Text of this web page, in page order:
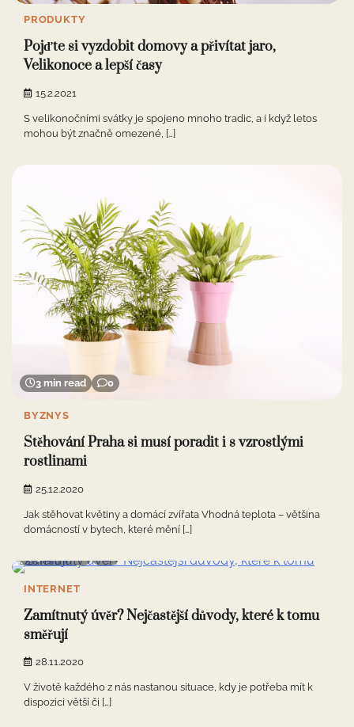
PRODUKTY
Pojďte si vyzdobit domovy a přivítat jaro,
Velikonoce a lepší časy
15.2.2021
S velikonočními svátky je spojeno mnoho tradic, a i když letos
mohou být značně omezené, […]
3 min read 0
BYZNYS
Stěhování Praha si musí poradit i s vzrostlými
rostlinami
25.12.2020
Jak stěhovat květiny a domácí zvířata Vhodná teplota – většina
domácností v bytech, které mění […]
INTERNET
Zamítnutý úvěr? Nejčastější důvody, které k tomu
směřují
28.11.2020
V životě každého z nás nastanou situace, kdy je potřeba mít k
dispozici větší či […]